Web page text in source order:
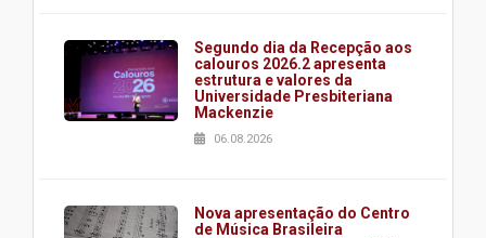
Segundo dia da Recepção aos
calouros 2026.2 apresenta
estrutura e valores da
Universidade Presbiteriana
Mackenzie
06.08.2026
Nova apresentação do Centro
de Música Brasileira